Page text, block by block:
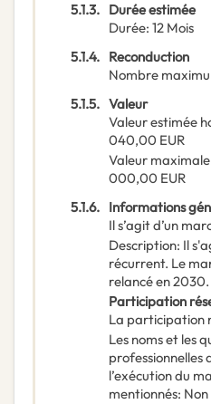
5.1.3. Durée estimée
Durée: 12 Mois
5.1.4. Reconduction
Nombre
5.1.5. Valeur
Valeur estimée
040,00 EUR
Valeur
000,00 EUR
5.1.6. Informations
Il s’agit d’un
Description: Il
récurrent. Le
relancé en 2030.
Participation
La participation
Les noms et les
professionnelles
l’exécution du
mentionnés: